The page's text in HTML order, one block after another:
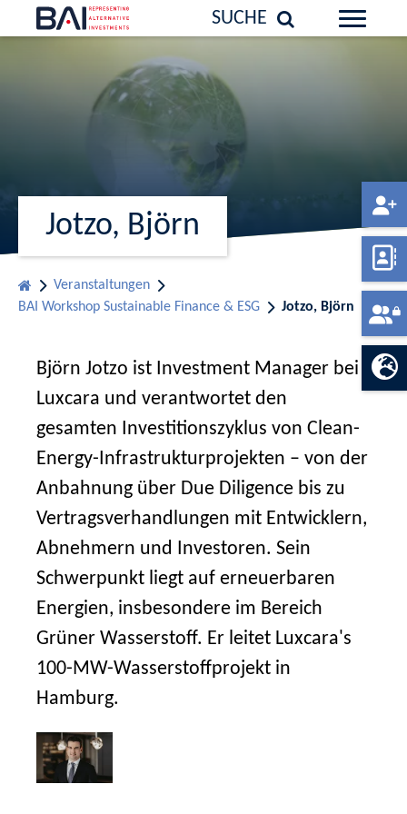
SUCHE
Jotzo, Björn
Veranstaltungen
BAI Workshop Sustainable Finance & ESG
Jotzo, Björn
Björn Jotzo ist Investment Manager bei
Luxcara und verantwortet den
gesamten Investitionszyklus von Clean-
Energy-Infrastrukturprojekten – von der
Anbahnung über Due Diligence bis zu
Vertragsverhandlungen mit Entwicklern,
Abnehmern und Investoren. Sein
Schwerpunkt liegt auf erneuerbaren
Energien, insbesondere im Bereich
Grüner Wasserstoff. Er leitet Luxcara's
100-MW-Wasserstoffprojekt in
Hamburg.